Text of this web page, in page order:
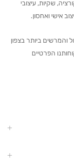
שקיות, עיצובי
אישי ואחסון.
והמרשים ביותר בצפון
לקוחותנו הפרטיים